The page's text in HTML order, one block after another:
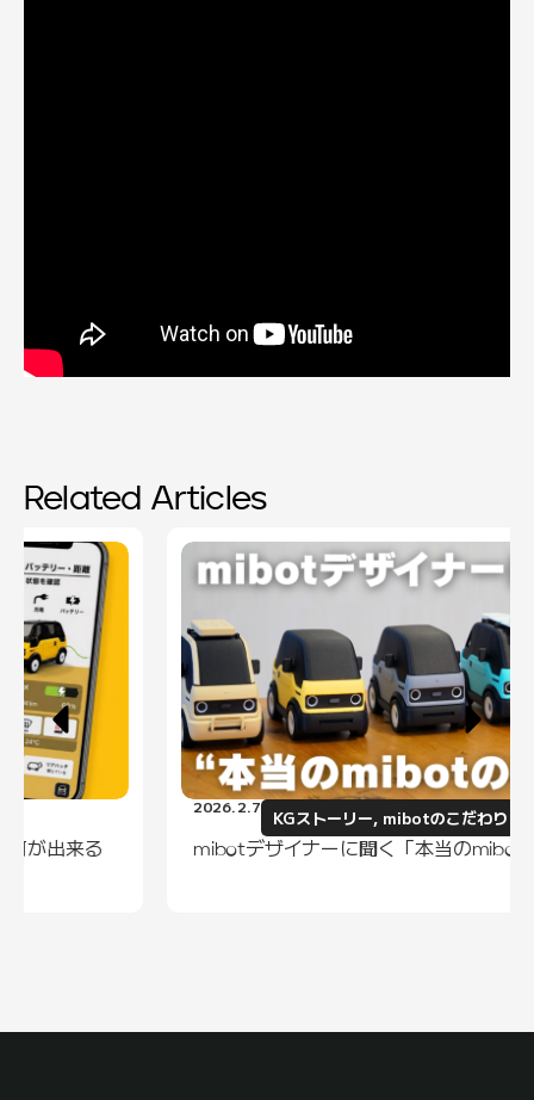
Related Articles
2026.2.7
KGストーリー,mibotのこだわり
mibotデザイナーに聞く「本当のmibotの価値」